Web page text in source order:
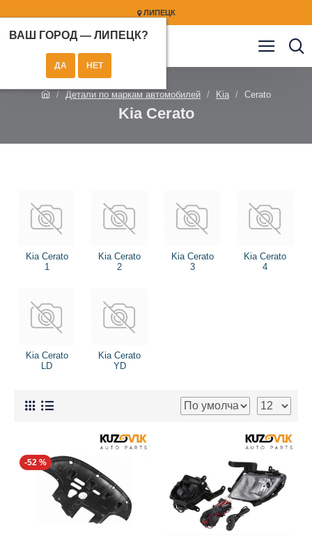
ЛИПЕЦК
ВАШ ГОРОД — ЛИПЕЦК?
Детали по маркам автомобилей Kia Cerato
Kia Cerato
Kia Cerato
1
Kia Cerato
2
Kia Cerato
3
Kia Cerato
4
Kia Cerato
LD
Kia Cerato
YD
-52 %